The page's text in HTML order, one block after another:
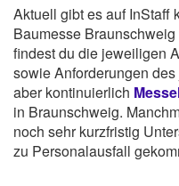
Aktuell gibt es auf InStaff
Baumesse
findest du die jeweiligen
sowie Anforderungen
aber kontinuierlich
in Braunschweig.
noch sehr kurzfristig
zu Personalausfall